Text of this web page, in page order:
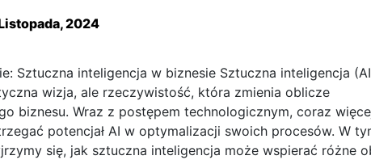
2024
Sztuczna inteligencja w biznesie Sztuczna inteligencja
wizja, ale rzeczywistość, która zmienia oblicze
biznesu. Wraz z postępem technologicznym, coraz
potencjał AI w optymalizacji swoich procesów. W
się, jak sztuczna inteligencja może wspierać różne